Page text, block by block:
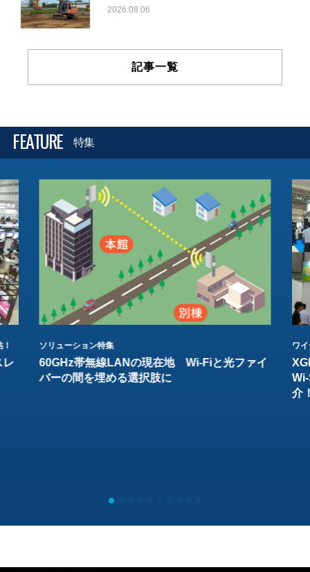
2026.08.06
記事一覧
FEATURE 特集
レ
ソリューション特集
60GHz帯無線LANの現在地 Wi-Fiと光ファイ
バーの間を埋める選択肢に
ワ
介